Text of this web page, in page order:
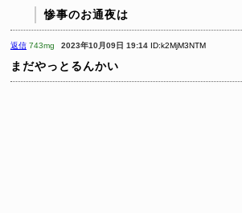
惨事のお通夜は
返信 743mg 2023年10月09日 19:14 ID:k2MjM3NTM
まだやっとるんかい